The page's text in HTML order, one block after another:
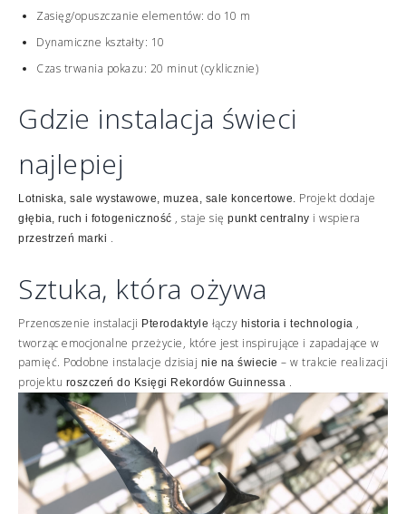
Zasięg/opuszczanie elementów: do 10 m
Dynamiczne kształty: 10
Czas trwania pokazu: 20 minut (cyklicznie)
Gdzie instalacja świeci
najlepiej
Lotniska, sale wystawowe, muzea, sale koncertowe. Projekt dodaje
głębia, ruch i fotogeniczność , staje się punkt centralny i wspiera
przestrzeń marki .
Sztuka, która ożywa
Przenoszenie instalacji Pterodaktyle łączy historia i technologia ,
tworząc emocjonalne przeżycie, które jest inspirujące i zapadające w
pamięć. Podobne instalacje dzisiaj nie na świecie – w trakcie realizacji
projektu roszczeń do Księgi Rekordów Guinnessa .